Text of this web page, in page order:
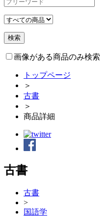
画像がある商品のみ検索
トップページ
＞
古書
＞
商品詳細
古書
古書
>
国語学